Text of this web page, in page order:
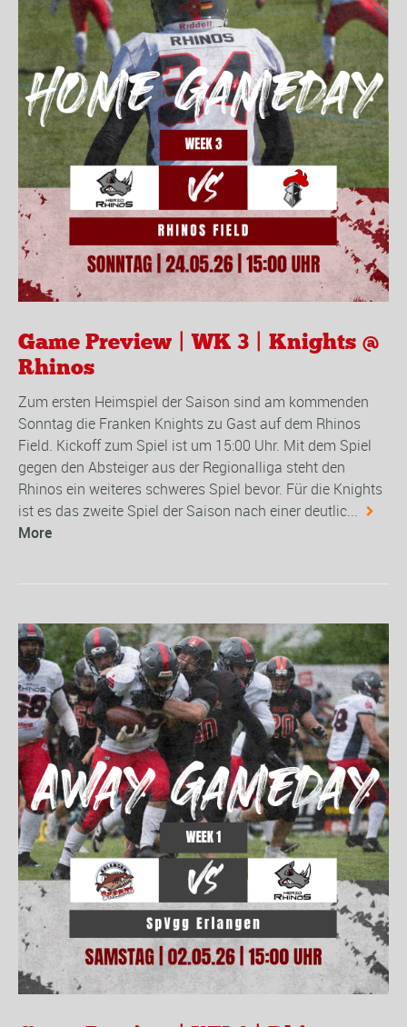
Game Preview | WK 3 | Knights @
Rhinos
Zum ersten Heimspiel der Saison sind am kommenden
Sonntag die Franken Knights zu Gast auf dem Rhinos
Field. Kickoff zum Spiel ist um 15:00 Uhr. Mit dem Spiel
gegen den Absteiger aus der Regionalliga steht den
Rhinos ein weiteres schweres Spiel bevor. Für die Knights
ist es das zweite Spiel der Saison nach einer deutlic...
More